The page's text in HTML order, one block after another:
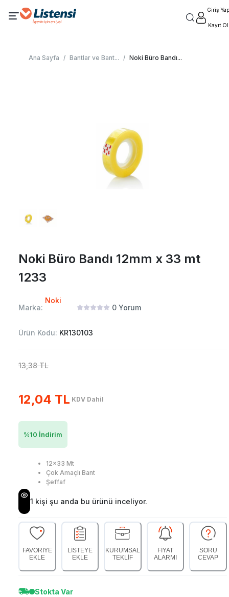
Giriş Yap
Kayıt Ol
Ana Sayfa / Bantlar ve Bant... / Noki Büro Bandı...
Noki Büro Bandı 12mm x 33 mt
1233
Marka:
Noki
0 Yorum
Ürün Kodu: KR130103
13,38 TL
12,04 TL KDV Dahil
%10 İndirim
12x33 Mt
Çok Amaçlı Bant
Şeffaf
1 kişi şu anda bu ürünü inceliyor.
FAVORİYE
EKLE
LİSTEYE
EKLE
KURUMSAL
TEKLİF
FİYAT
ALARMI
SORU
CEVAP
Stokta Var